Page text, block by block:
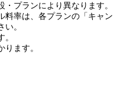
プランにより異なります。
料率は、各プランの「キャン
。
ます。